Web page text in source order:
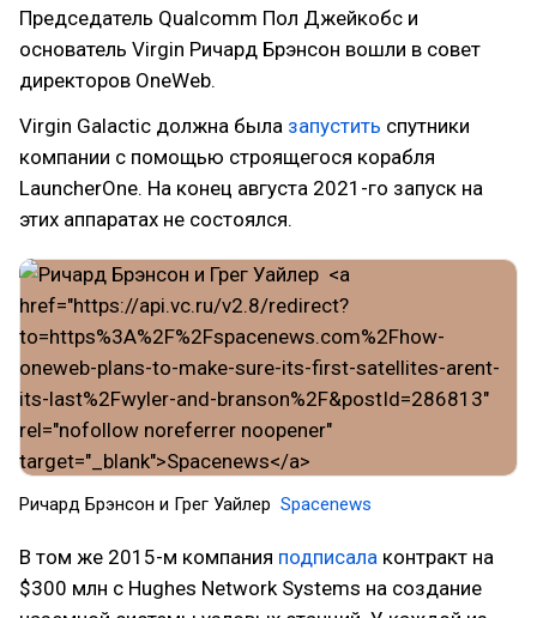
Председатель Qualcomm Пол Джейкобс и
основатель Virgin Ричард Брэнсон вошли в совет
директоров OneWeb.
Virgin Galactic должна была запустить спутники
компании с помощью строящегося корабля
LauncherOne. На конец августа 2021-го запуск на
этих аппаратах не состоялся.
Ричард Брэнсон и Грег Уайлер Spacenews
В том же 2015-м компания подписала контракт на
$300 млн с Hughes Network Systems на создание